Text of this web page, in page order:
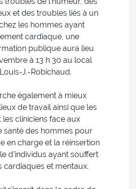
et des troubles liés à un
les hommes ayant
cardiaque, une
publique aura lieu
à 13 h 30 au local
J.-Robichaud.
également à mieux
de travail ainsi que les
les cliniciens face aux
santé des hommes pour
en charge et la réinsertion
d’individus ayant souffert
cardiaques et mentaux.